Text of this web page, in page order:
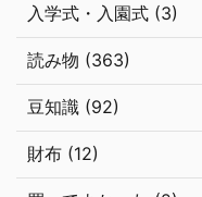
入学式・入園式 (3)
読み物 (363)
豆知識 (92)
財布 (12)